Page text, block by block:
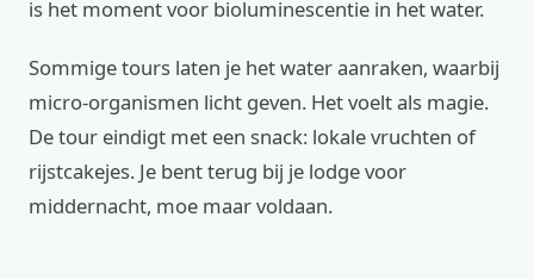
is het moment voor bioluminescentie in het water.
Sommige tours laten je het water aanraken, waarbij
micro-organismen licht geven. Het voelt als magie.
De tour eindigt met een snack: lokale vruchten of
rijstcakejes. Je bent terug bij je lodge voor
middernacht, moe maar voldaan.